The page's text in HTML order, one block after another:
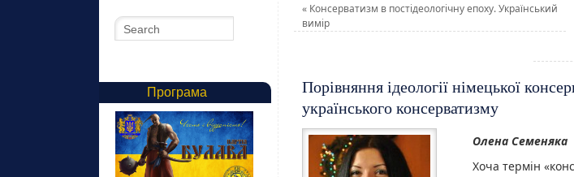
« Консерватизм в постідеологічну епоху. Український
вимір
Порівняння ідеології німецької
українського консерватизму
Олена Семеняка
Хоча термін
Програма